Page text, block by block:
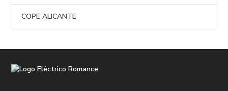
COPE ALICANTE